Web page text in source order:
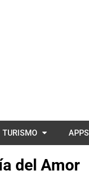
TURISMO APPS
del Amor